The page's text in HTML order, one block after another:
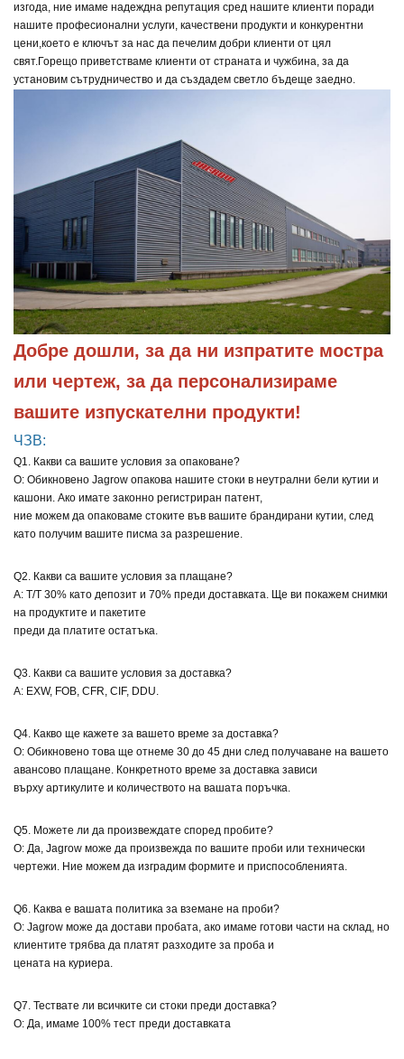
изгода, ние имаме надеждна репутация сред нашите клиенти поради
нашите професионални услуги, качествени продукти и конкурентни
цени,което е ключът за нас да печелим добри клиенти от цял
свят.Горещо приветстваме клиенти от страната и чужбина, за да
установим сътрудничество и да създадем светло бъдеще заедно.
Добре дошли, за да ни изпратите мостра
или чертеж, за да персонализираме
вашите изпускателни продукти!
ЧЗВ:
Q1. Какви са вашите условия за опаковане?
О: Обикновено Jagrow опакова нашите стоки в неутрални бели кутии и
кашони. Ако имате законно регистриран патент,
ние можем да опаковаме стоките във вашите брандирани кутии, след
като получим вашите писма за разрешение.
Q2. Какви са вашите условия за плащане?
A: T/T 30% като депозит и 70% преди доставката. Ще ви покажем снимки
на продуктите и пакетите
преди да платите остатъка.
Q3. Какви са вашите условия за доставка?
A: EXW, FOB, CFR, CIF, DDU.
Q4. Какво ще кажете за вашето време за доставка?
О: Обикновено това ще отнеме 30 до 45 дни след получаване на вашето
авансово плащане. Конкретното време за доставка зависи
върху артикулите и количеството на вашата поръчка.
Q5. Можете ли да произвеждате според пробите?
О: Да, Jagrow може да произвежда по вашите проби или технически
чертежи. Ние можем да изградим формите и приспособленията.
Q6. Каква е вашата политика за вземане на проби?
О: Jagrow може да достави пробата, ако имаме готови части на склад, но
клиентите трябва да платят разходите за проба и
цената на куриера.
Q7. Тествате ли всичките си стоки преди доставка?
О: Да, имаме 100% тест преди доставката